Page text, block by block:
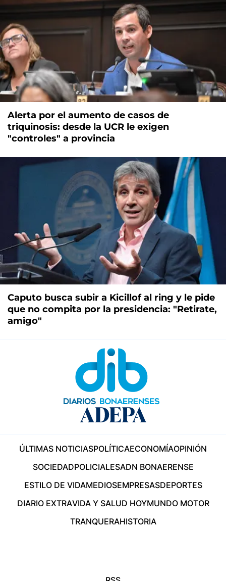
Alerta por el aumento de casos de
triquinosis: desde la UCR le exigen
"controles" a provincia
Caputo busca subir a Kicillof al ring y le pide
que no compita por la presidencia: "Retirate,
amigo"
ÚLTIMAS NOTICIASPOLÍTICAECONOMÍAOPINIÓN
SOCIEDADPOLICIALESADN BONAERENSE
ESTILO DE VIDAMEDIOSEMPRESASDEPORTES
DIARIO EXTRAVIDA Y SALUD HOYMUNDO MOTOR
TRANQUERAHISTORIA